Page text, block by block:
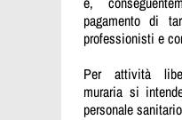
pagamento di
professionisti e
Per attività
muraria si
personale